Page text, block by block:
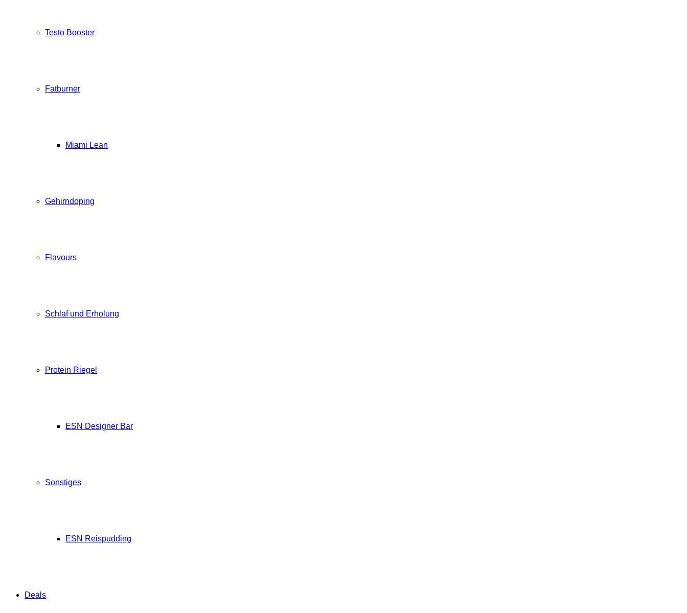
Testo Booster
Fatburner
Miami Lean
Gehirndoping
Flavours
Schlaf und Erholung
Protein Riegel
ESN Designer Bar
Sonstiges
ESN Reispudding
Deals